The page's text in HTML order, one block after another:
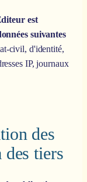
est
suivantes
civil, d'identité,
IP, journaux
des
des tiers